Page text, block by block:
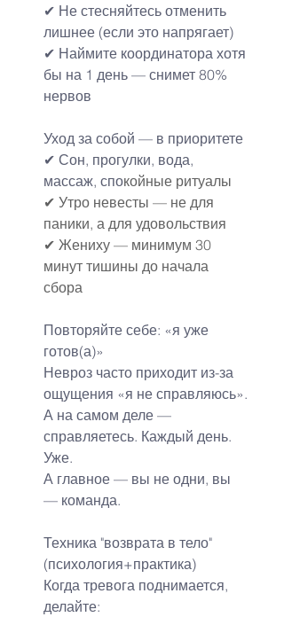
✔ Не стесняйтесь отменить
лишнее (если это напрягает)
✔ Наймите координатора хотя
бы на 1 день — снимет 80%
нервов
Уход за собой — в приоритете
✔ Сон, прогулки, вода,
массаж, спокойные ритуалы
✔ Утро невесты — не для
паники, а для удовольствия
✔ Жениху — минимум 30
минут тишины до начала
сбора
Повторяйте себе: «я уже
готов(а)»
Невроз часто приходит из-за
ощущения «я не справляюсь».
А на самом деле —
справляетесь. Каждый день.
Уже.
А главное — вы не одни, вы
— команда.
Техника "возврата в тело"
(психология+практика)
Когда тревога поднимается,
делайте: